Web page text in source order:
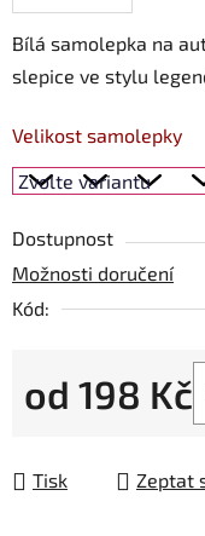
Bílá samolepka na
slepice ve stylu
Velikost samolepky
Dostupnost
Možnosti doručení
Kód:
od 198 Kč
Tisk Zeptat